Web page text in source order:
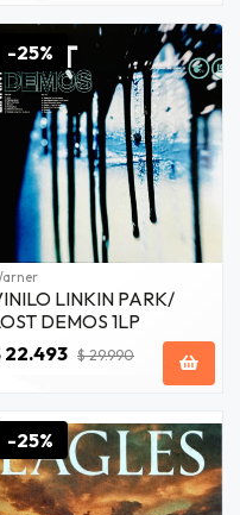
-25%
LINKIN PARK/
DEMOS 1LP
22.493 $ 29.990
-25%